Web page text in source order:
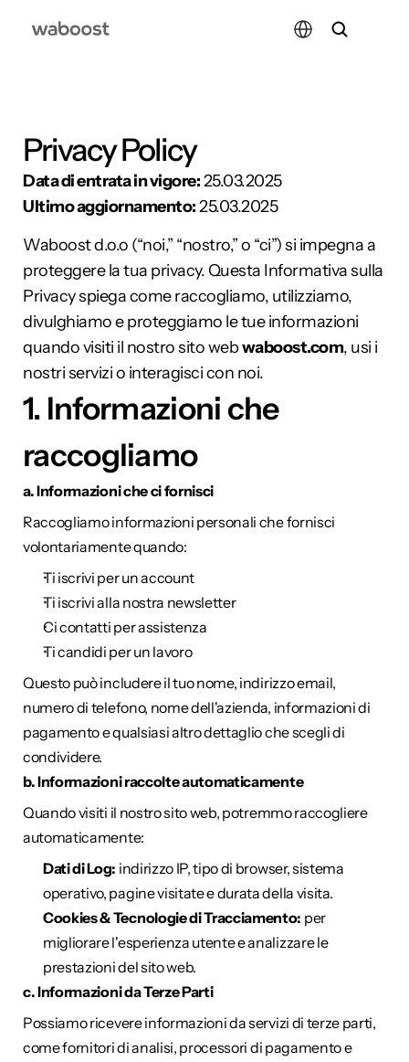
Privacy Policy
Data di entrata in vigore: 25.03.2025
Ultimo aggiornamento: 25.03.2025
Waboost d.o.o (“noi,” “nostro,” o “ci”) si impegna a
proteggere la tua privacy. Questa Informativa sulla
Privacy spiega come raccogliamo, utilizziamo,
divulghiamo e proteggiamo le tue informazioni
quando visiti il nostro sito web waboost.com, usi i
nostri servizi o interagisci con noi.
1. Informazioni che
raccogliamo
a. Informazioni che ci fornisci
Raccogliamo informazioni personali che fornisci
volontariamente quando:
Ti iscrivi per un account
Ti iscrivi alla nostra newsletter
Ci contatti per assistenza
Ti candidi per un lavoro
Questo può includere il tuo nome, indirizzo email,
numero di telefono, nome dell'azienda, informazioni di
pagamento e qualsiasi altro dettaglio che scegli di
condividere.
b. Informazioni raccolte automaticamente
Quando visiti il nostro sito web, potremmo raccogliere
automaticamente:
Dati di Log: indirizzo IP, tipo di browser, sistema
operativo, pagine visitate e durata della visita.
Cookies & Tecnologie di Tracciamento: per
migliorare l'esperienza utente e analizzare le
prestazioni del sito web.
c. Informazioni da Terze Parti
Possiamo ricevere informazioni da servizi di terze parti,
come fornitori di analisi, processori di pagamento e